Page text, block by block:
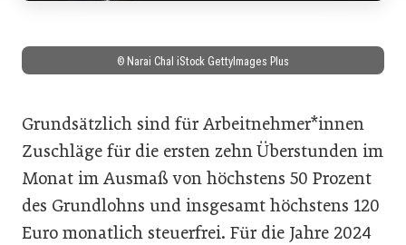
© Narai Chal iStock GettyImages Plus
Grundsätzlich sind für Arbeitnehmer*innen
Zuschläge für die ersten zehn Überstunden im
Monat im Ausmaß von höchstens 50 Prozent
des Grundlohns und insgesamt höchstens 120
Euro monatlich steuerfrei. Für die Jahre 2024